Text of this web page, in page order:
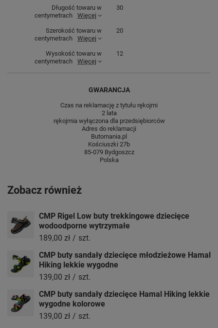
Długość towaru w
centymetrach
Więcej
30
Szerokość towaru w
centymetrach
Więcej
20
Wysokość towaru w
centymetrach
Więcej
12
GWARANCJA
Czas na reklamację z tytułu rękojmi
2 lata
rękojmia wyłączona dla przedsiębiorców
Adres do reklamacji
Butomania.pl
Kościuszki 27b
85-079 Bydgoszcz
Polska
Zobacz również
CMP Rigel Low buty trekkingowe dziecięce
wodoodporne wytrzymałe
189,00 zł / szt.
CMP buty sandały dziecięce młodzieżowe Hamal
Hiking lekkie wygodne
139,00 zł / szt.
CMP buty sandały dziecięce Hamal Hiking lekkie
wygodne kolorowe
139,00 zł / szt.